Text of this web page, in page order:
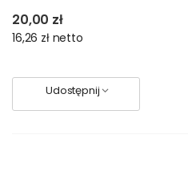
20,00 zł
16,26 zł netto
Udostępnij